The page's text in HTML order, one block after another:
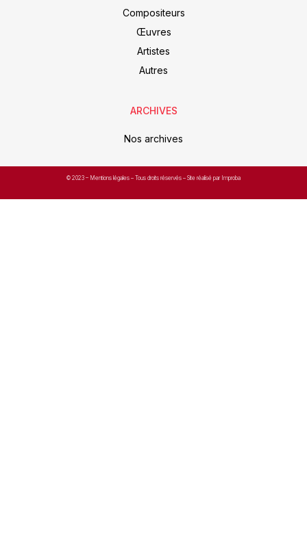
Compositeurs
Œuvres
Artistes
Autres
ARCHIVES
Nos archives
© 2023 – Mentions légales – Tous droits réservés – Site réalisé par Improba